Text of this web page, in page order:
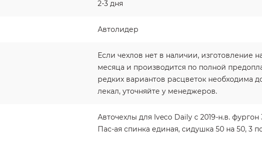
2-3 дня
Автолидер
Если чехлов нет в наличии, изготовление
месяца и производится по полной
редких вариантов расцветок необходима
лекал, уточняйте у менеджеров.
Авточехлы для Iveco Daily с 2019-н.в.
Пас-ая спинка единая, сидушка 50 на 50, 3